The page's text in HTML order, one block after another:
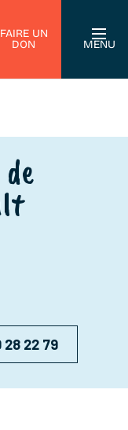
FAIRE UN
DON
MENU
28 22 79